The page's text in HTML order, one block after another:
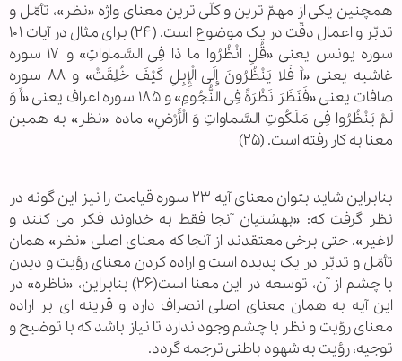
همچنین یکی از مهمّ ترین و کلّی ترین معنای واژه «نظر»، تأمّل و
تدبّر و اعمال دقّت در یک موضوع است. (۲۴) برای مثال در آیات ۱۰۱
سوره یونس یعنی «قُلِ‌ انْظُرُوا ما ذا فِی السَّماواتِ» و ۱۷ سوره
غاشیه یعنی «أَ فَلا یَنْظُرُونَ‌ إِلَی الْإِبِلِ کَیْفَ خُلِقَتْ» و ۸۸ سوره
صافات یعنی «فَنَظَرَ نَظْرَةً فِی النُّجُومِ» و ۱۸۵ سوره اعراف یعنی «أَ وَ
لَمْ‌ یَنْظُرُوا فِی مَلَکُوتِ السَّماواتِ وَ الْأَرْضِ» ماده «نظر» به همین
معنا به کار رفته است. (۲۵)
بنابراین شاید بتوان معنای آیه ۲۳ سوره قیامت را نیز این گونه در
نظر گرفت که: «بهشتیان آنجا فقط به خداوند فکر می کنند و
لاغیر». حتی برخی معتقدند از آنجا که معنای اصلی «نظر» همان
تأمّل و تدبّر در یک پدیده است و اراده کردن معنای رؤیت و دیدن
با چشم از آن، توسعه در این معنا است(۲۶) بنابراین، «ناظره» در
این آیه به همان معنای اصلی انصراف دارد و قرینه ای بر اراده
معنای رؤیت و نظر با چشم وجود ندارد تا نیاز باشد که با توضیح و
توجیه، رؤیت به شهود باطنی ترجمه گردد.